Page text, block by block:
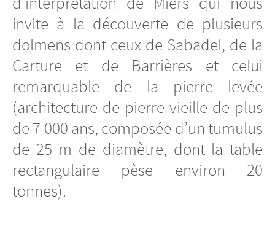
invite à la découverte de plusieurs
dolmens dont ceux de Sabadel, de la
Carture et de Barrières et celui
remarquable de la pierre levée
(architecture de pierre vieille de plus
de 7 000 ans, composée d’un tumulus
de 25 m de diamètre, dont la table
rectangulaire pèse environ 20
tonnes).